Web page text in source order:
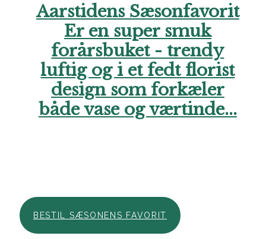
Aarstidens Sæsonfavorit
Er en super smuk
forårsbuket - trendy
luftig og i et fedt florist
design som forkæler
både vase og værtinde...
BESTIL SÆSONENS FAVORIT